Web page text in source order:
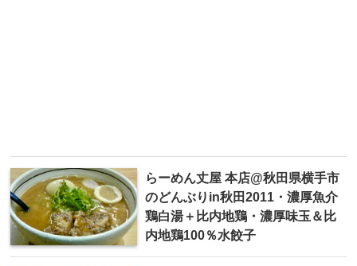
らーめん丈屋 本店@秋田県横手市
のどんぶりin秋田2011・濃厚魚介
鶏白湯＋比内地鶏・濃厚味玉＆比
内地鶏100％水餃子